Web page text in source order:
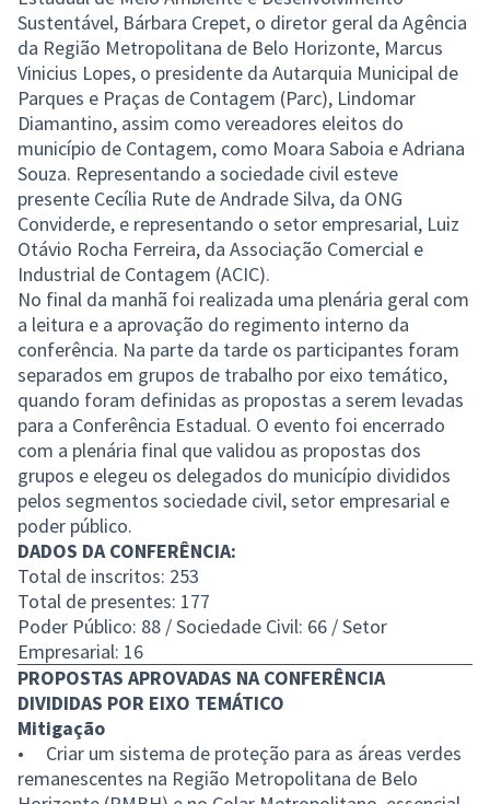
Sustentável, Bárbara Crepet, o diretor geral da Agência
da Região Metropolitana de Belo Horizonte, Marcus
Vinicius Lopes, o presidente da Autarquia Municipal de
Parques e Praças de Contagem (Parc), Lindomar
Diamantino, assim como vereadores eleitos do
município de Contagem, como Moara Saboia e Adriana
Souza. Representando a sociedade civil esteve
presente Cecília Rute de Andrade Silva, da ONG
Conviderde, e representando o setor empresarial, Luiz
Otávio Rocha Ferreira, da Associação Comercial e
Industrial de Contagem (ACIC).
No final da manhã foi realizada uma plenária geral com
a leitura e a aprovação do regimento interno da
conferência. Na parte da tarde os participantes foram
separados em grupos de trabalho por eixo temático,
quando foram definidas as propostas a serem levadas
para a Conferência Estadual. O evento foi encerrado
com a plenária final que validou as propostas dos
grupos e elegeu os delegados do município divididos
pelos segmentos sociedade civil, setor empresarial e
poder público.
DADOS DA CONFERÊNCIA:
Total de inscritos: 253
Total de presentes: 177
Poder Público: 88 / Sociedade Civil: 66 / Setor
Empresarial: 16
PROPOSTAS APROVADAS NA CONFERÊNCIA
DIVIDIDAS POR EIXO TEMÁTICO
Mitigação
• Criar um sistema de proteção para as áreas verdes
remanescentes na Região Metropolitana de Belo